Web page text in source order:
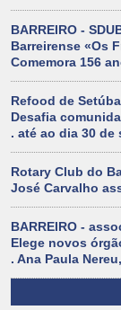
BARREIRO -
Barreirense «Os
Comemora 156
Refood de
Desafia
. até ao dia 30 de
Rotary Club do
José Carvalho
BARREIRO -
Elege novos
. Ana Paula